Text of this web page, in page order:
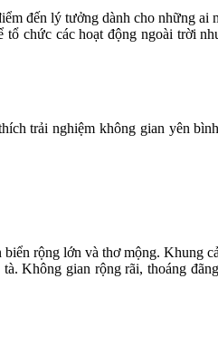
đến lý tưởng dành cho những ai
chức các hoạt động ngoài trời
trải nghiệm không gian yên
rộng lớn và thơ mộng. Khung
Không gian rộng rãi, thoáng